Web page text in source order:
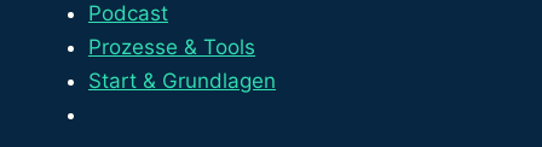
Podcast
Prozesse & Tools
Start & Grundlagen